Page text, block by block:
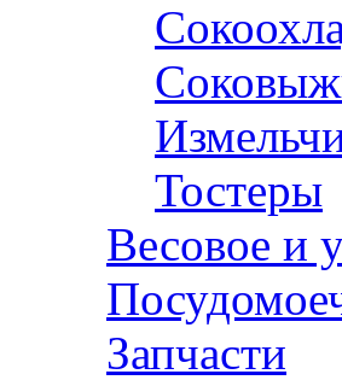
Тостеры
Весовое и
Запчасти